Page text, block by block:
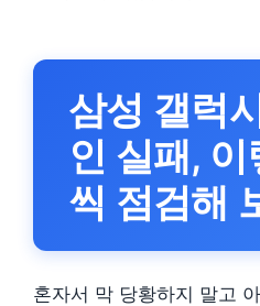
삼성 갤럭
인 실패,
씩 점검해
혼자서 막 당황하지 말고